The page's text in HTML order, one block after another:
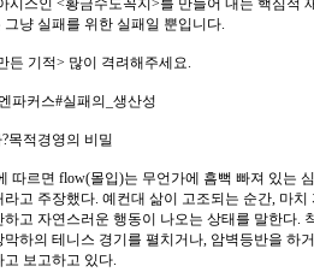
시스인 <황금수도꼭지>를 만들어 내는 핵심적
냥 실패를 위한 실패일 뿐입니다.
든 기적> 많이 격려해주세요.
파커스#실패의_생산성
목적경영의 비밀
따르면 flow(몰입)는 무언가에 흠뻑 빠져 있는
고 주장했다. 예컨대 삶이 고조되는 순간, 마
고 자연스러운 행동이 나오는 상태를 말한다.
하의 테니스 경기를 펼치거나, 암벽등반을 하
보고하고 있다.